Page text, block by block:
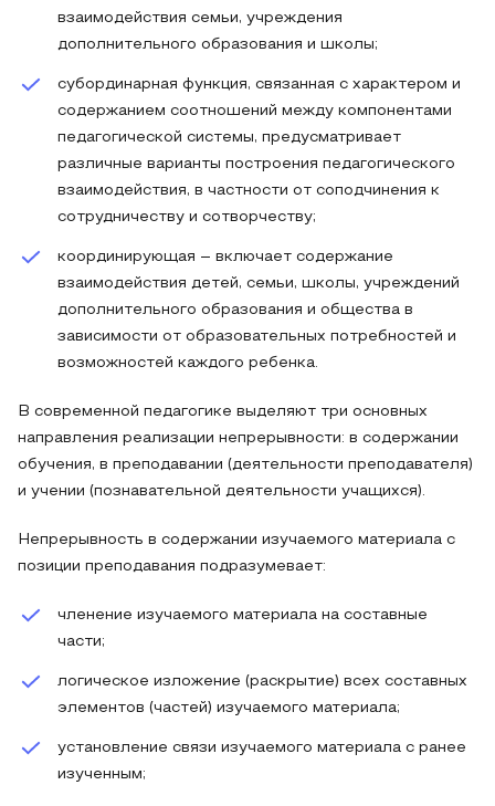
взаимодействия семьи, учреждения
дополнительного образования и школы;
субординарная функция, связанная с характером и
содержанием соотношений между компонентами
педагогической системы, предусматривает
различные варианты построения педагогического
взаимодействия, в частности от соподчинения к
сотрудничеству и сотворчеству;
координирующая – включает содержание
взаимодействия детей, семьи, школы, учреждений
дополнительного образования и общества в
зависимости от образовательных потребностей и
возможностей каждого ребенка.
В современной педагогике выделяют три основных
направления реализации непрерывности: в содержании
обучения, в преподавании (деятельности преподавателя)
и учении (познавательной деятельности учащихся).
Непрерывность в содержании изучаемого материала с
позиции преподавания подразумевает:
членение изучаемого материала на составные
части;
логическое изложение (раскрытие) всех составных
элементов (частей) изучаемого материала;
установление связи изучаемого материала с ранее
изученным;